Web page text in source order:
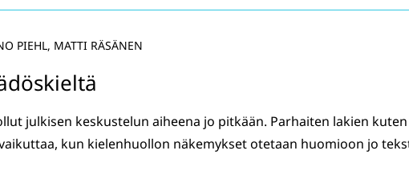
PIEHL, MATTI RÄSÄNEN
julkisen keskustelun aiheena jo pitkään. Parhaiten lakien kuten
kun kielenhuollon näkemykset otetaan huomioon jo